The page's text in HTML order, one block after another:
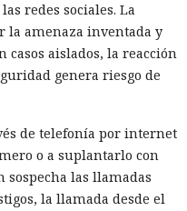
ejecutaba el archivo
Bun —un runtime
lanzaba la carga
Bun
de seguridad
npm y GitHub, claves
Vault, claves SSH y
redes sociales. La
la amenaza inventada y
casos aislados, la reacción
genera riesgo de
de telefonía por internet
o a suplantarlo con
sospecha las llamadas
la llamada desde el